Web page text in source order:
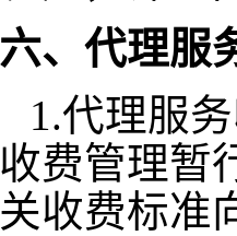
六、代理服
1.代理服
收费管理暂
关收费标准